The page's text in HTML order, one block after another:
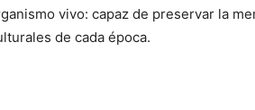
vivo: capaz de preservar la
de cada época.